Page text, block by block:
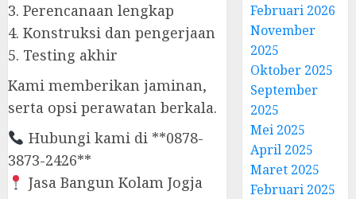
3. Perencanaan lengkap
4. Konstruksi dan pengerjaan
5. Testing akhir
Kami memberikan jaminan,
serta opsi perawatan berkala.
Hubungi kami di **0878-
3873-2426**
Jasa Bangun Kolam Jogja
Februari 2026
November
2025
Oktober 2025
September
2025
Mei 2025
April 2025
Maret 2025
Februari 2025